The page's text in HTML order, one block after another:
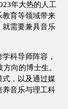
年大热的人工
教育等领域带来
需要兼具音乐
科导师阵容，
向的博士生。
，以及通过媒
音乐与理工科